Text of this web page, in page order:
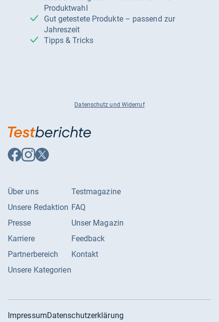
Produktwahl
Gut getestete Produkte – passend zur
Jahreszeit
Tipps & Tricks
Datenschutz und Widerruf
Auf
Facebook
Auf
Instagram
Auf
X
Über uns
Unsere Redaktion
Presse
Karriere
Partnerbereich
Unsere Kategorien
Testmagazine
FAQ
Unser Magazin
Feedback
Kontakt
ImpressumDatenschutzerklärung